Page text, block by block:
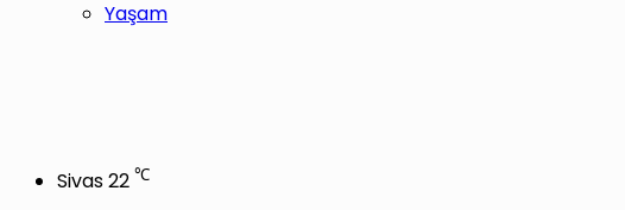
Yaşam
Sivas22 ℃